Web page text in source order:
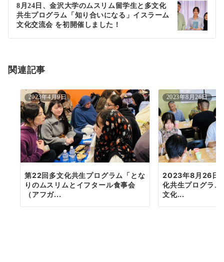
ゲ
ー
シ
ン
8月24日、金沢大学のムスリム留学生と多文化
共生プログラム「知り合いになる」イスラーム
文化交流会 を初開催しました！
関連記事
2023年4月9日
第22回多文化共生プログラム「とな
りのムスリムとイフタール食事会
（アフガ...
2023年8月26日
2023年8月26日
化共生プログラ
文化...